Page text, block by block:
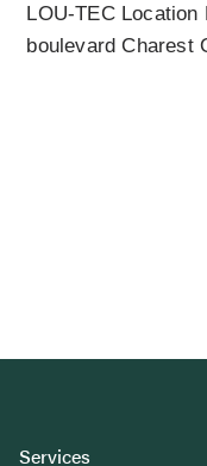
LOU-TEC
boulevard Charest
Services